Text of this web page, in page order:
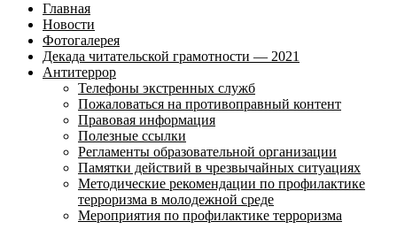
Главная
Новости
Фотогалерея
Декада читательской грамотности — 2021
Антитеррор
Телефоны экстренных служб
Пожаловаться на противоправный контент
Правовая информация
Полезные ссылки
Регламенты образовательной организации
Памятки действий в чрезвычайных ситуациях
Методические рекомендации по профилактике
терроризма в молодежной среде
Мероприятия по профилактике терроризма